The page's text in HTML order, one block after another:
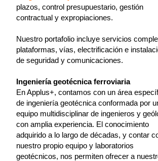
plazos, control presupuestario, gestión
contractual y expropiaciones.
Nuestro portafolio incluye servicios
plataformas, vías, electrificación e
de seguridad y comunicaciones.
Ingeniería geotécnica ferroviaria
En Applus+, contamos con un área
de ingeniería geotécnica conformada por
equipo multidisciplinar de ingenieros y
con amplia experiencia. El conocimiento
adquirido a lo largo de décadas, y contar
nuestro propio equipo y laboratorios
geotécnicos, nos permiten ofrecer a